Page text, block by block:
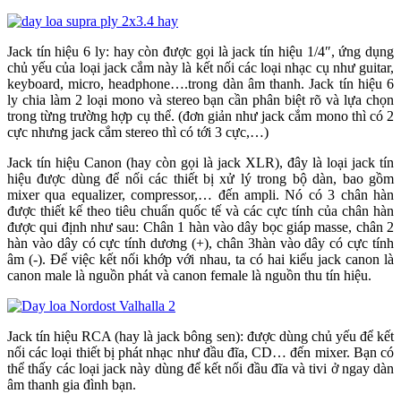
Jack tín hiệu 6 ly: hay còn được gọi là jack tín hiệu 1/4″, ứng dụng
chủ yếu của loại jack cắm này là kết nối các loại nhạc cụ như guitar,
keyboard, micro, headphone….trong dàn âm thanh. Jack tín hiệu 6
ly chia làm 2 loại mono và stereo bạn cần phân biệt rõ và lựa chọn
trong từng trường hợp cụ thể. (đơn giản như jack cắm mono thì có 2
cực nhưng jack cắm stereo thì có tới 3 cực,…)
Jack tín hiệu Canon (hay còn gọi là jack XLR), đây là loại jack tín
hiệu được dùng để nối các thiết bị xử lý trong bộ dàn, bao gồm
mixer qua equalizer, compressor,… đến ampli. Nó có 3 chân hàn
được thiết kế theo tiêu chuẩn quốc tế và các cực tính của chân hàn
được qui định như sau: Chân 1 hàn vào dây bọc giáp masse, chân 2
hàn vào dây có cực tính dương (+), chân 3hàn vào dây có cực tính
âm (-). Để việc kết nối khớp với nhau, ta có hai kiểu jack canon là
canon male là nguồn phát và canon female là nguồn thu tín hiệu.
Jack tín hiệu RCA (hay là jack bông sen): được dùng chủ yếu để kết
nối các loại thiết bị phát nhạc như đầu đĩa, CD… đến mixer. Bạn có
thể thấy các loại jack này dùng để kết nối đầu đĩa và tivi ở ngay dàn
âm thanh gia đình bạn.